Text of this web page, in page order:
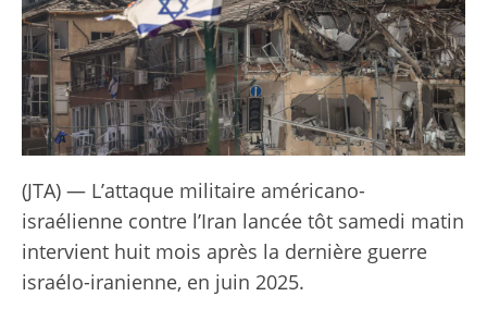
(JTA) — L’attaque militaire américano-
israélienne contre l’Iran lancée tôt samedi matin
intervient huit mois après la dernière guerre
israélo-iranienne, en juin 2025.